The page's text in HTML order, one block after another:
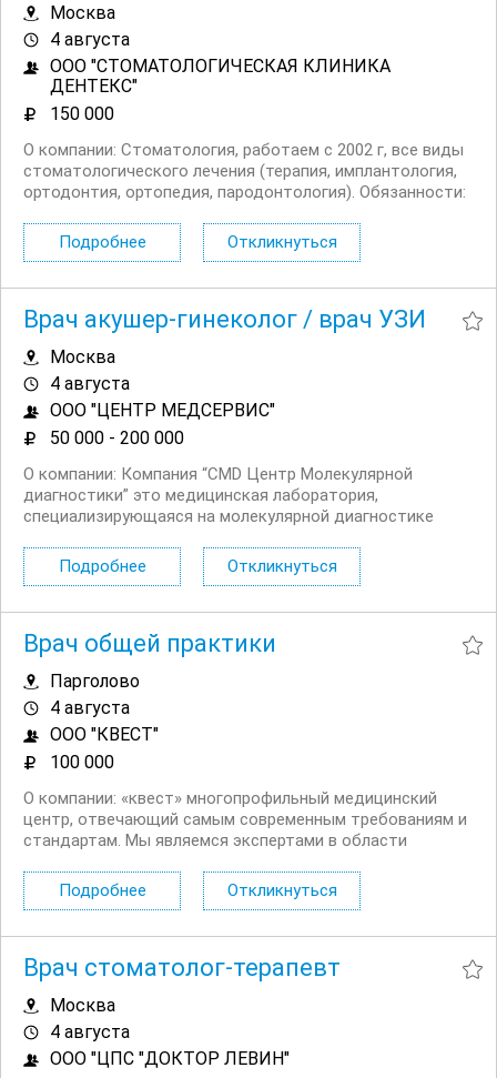
Москва
4 августа
ООО "СТОМАТОЛОГИЧЕСКАЯ КЛИНИКА
ДЕНТЕКС"
150 000
О компании: Стоматология, работаем с 2002 г, все виды
стоматологического лечения (терапия, имплантология,
ортодонтия, ортопедия, пародонтология). Обязанности:
без наркоза; Квалифицированное оказание медицинской
помощи в рамках...
Подробнее Откликнуться
Врач акушер-гинеколог / врач УЗИ
Москва
4 августа
ООО "ЦЕНТР МЕДСЕРВИС"
50 000 - 200 000
О компании: Компания “CMD Центр Молекулярной
диагностики” это медицинская лаборатория,
специализирующаяся на молекулярной диагностике
одним из лидеров в области молекулярной медицины в
России. CMD предлагает широкий спектр...
Подробнее Откликнуться
Врач общей практики
Парголово
4 августа
ООО "КВЕСТ"
100 000
О компании: «квест» многопрофильный медицинский
центр, отвечающий самым современным требованиям и
стандартам. Мы являемся экспертами в области
направлениям: вакцинация, анализы, педиатрия,
отоларингология, аллергология, пульмонология,...
Подробнее Откликнуться
Врач стоматолог-терапевт
Москва
4 августа
ООО "ЦПС "ДОКТОР ЛЕВИН"